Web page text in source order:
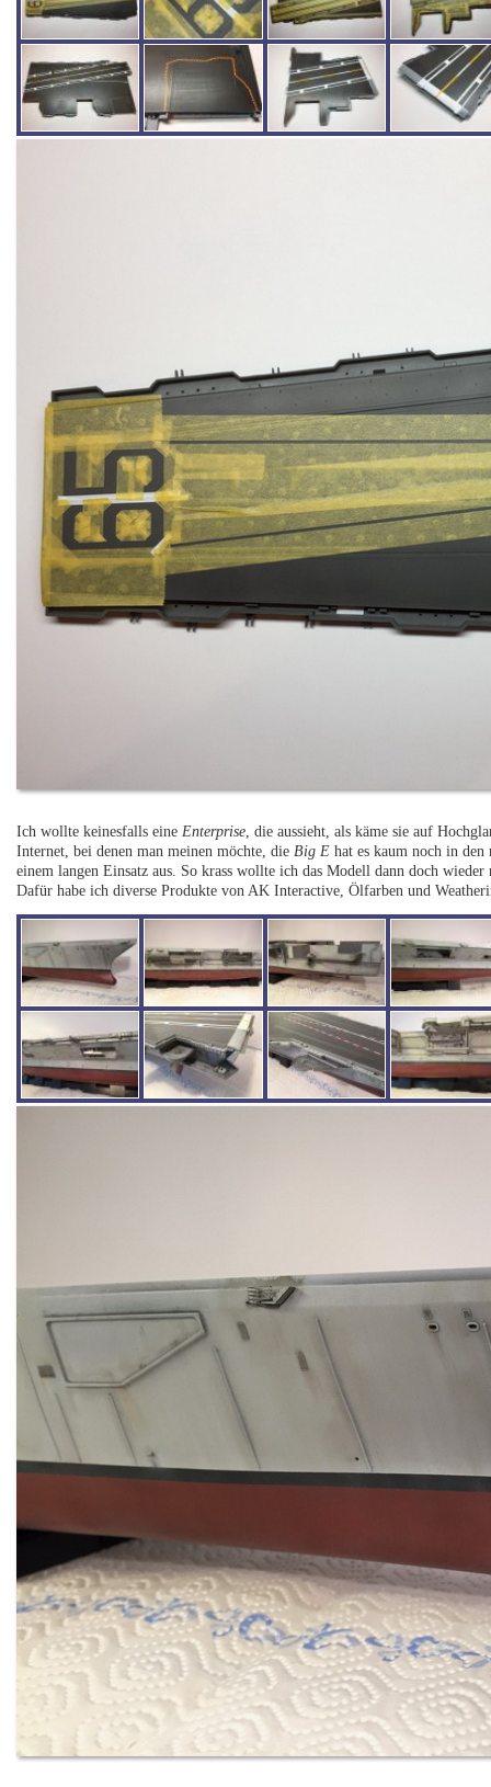
Ich wollte keinesfalls eineEnterprise, die aussieht, als käme sie auf
Internet, bei denen man meinen möchte, dieBig E hat es kaum noch in den
einem langen Einsatz aus. So krass wollte ich das Modell dann doch
Dafür habe ich diverse Produkte von AK Interactive, Ölfarben und